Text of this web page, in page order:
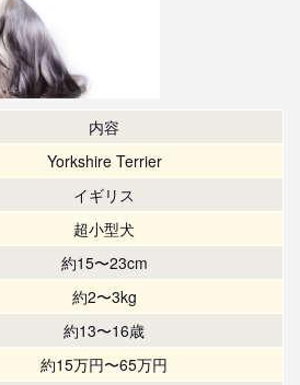
内容
Yorkshire Terrier
イギリス
超小型犬
約15〜23cm
約2〜3kg
約13〜16歳
約15万円〜65万円